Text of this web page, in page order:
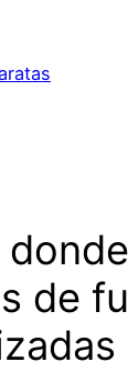
de